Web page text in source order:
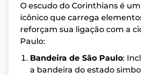
O escudo do Corinthians é
icônico que carrega
reforçam sua ligação com a
Paulo:
Bandeira de São Paulo:
a bandeira do estado